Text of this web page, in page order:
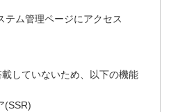
テム管理ページにアクセス
していないため、以下の機能
(SSR)